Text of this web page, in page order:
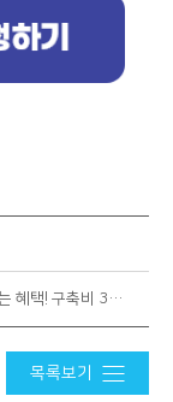
[마감] 스마트빌에서만 누릴 수 있는 혜택! 구축비 30% 할인 프로모션
목록보기